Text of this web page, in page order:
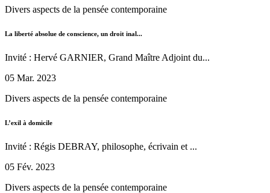
Divers aspects de la pensée contemporaine
La liberté absolue de conscience, un droit inal...
Invité : Hervé GARNIER, Grand Maître Adjoint du...
05 Mar. 2023
Divers aspects de la pensée contemporaine
L’exil à domicile
Invité : Régis DEBRAY, philosophe, écrivain et ...
05 Fév. 2023
Divers aspects de la pensée contemporaine